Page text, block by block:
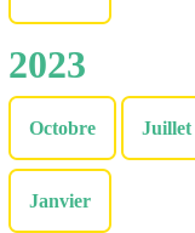
2023
Octobre Juillet
Janvier